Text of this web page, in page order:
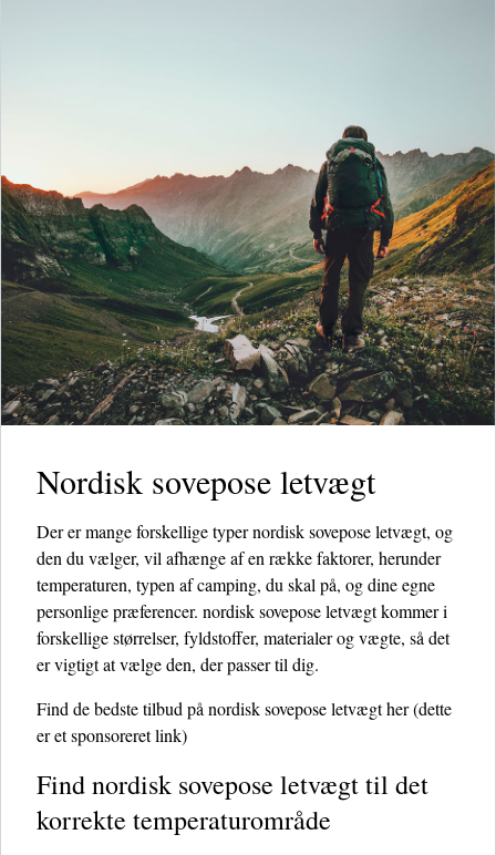
Nordisk sovepose letvægt
Der er mange forskellige typer nordisk sovepose letvægt, og
den du vælger, vil afhænge af en række faktorer, herunder
temperaturen, typen af ​​camping, du skal på, og dine egne
personlige præferencer. nordisk sovepose letvægt kommer i
forskellige størrelser, fyldstoffer, materialer og vægte, så det
er vigtigt at vælge den, der passer til dig.
Find de bedste tilbud på nordisk sovepose letvægt her(dette
er et sponsoreret link)
Find nordisk sovepose letvægt til det
korrekte temperaturområde